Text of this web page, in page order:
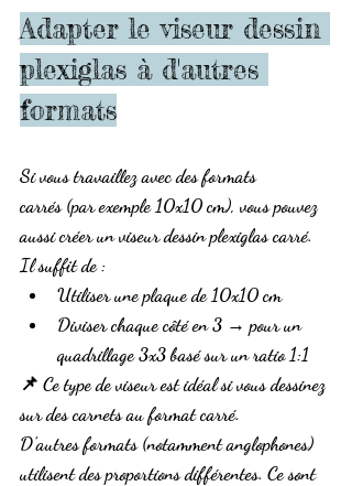
Adapter le viseur dessin
plexiglas à d'autres
formats
Si vous travaillez avec des formats
carrés (par exemple 10x10 cm), vous pouvez
aussi créer un viseur dessin plexiglas carré.
Il suffit de :
Utiliser une plaque de 10x10 cm
Diviser chaque côté en 3 → pour un
quadrillage 3x3 basé sur un ratio 1:1
📌 Ce type de viseur est idéal si vous dessinez
sur des carnets au format carré.
D’autres formats (notamment anglophones)
utilisent des proportions différentes. Ce sont